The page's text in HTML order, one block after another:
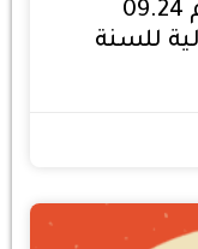
مشروع قانون التصفية رقم 09.24
للسنة